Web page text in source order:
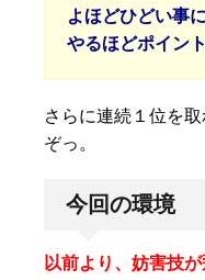
よほどひどい事
やるほどポイン
さらに連続１位を
ぞっ。
今回の環境
以前より、妨害技